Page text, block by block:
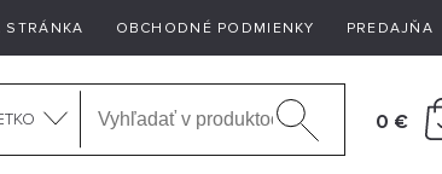
STRÁNKA OBCHODNÉ PODMIENKY PREDAJŇA
0 €